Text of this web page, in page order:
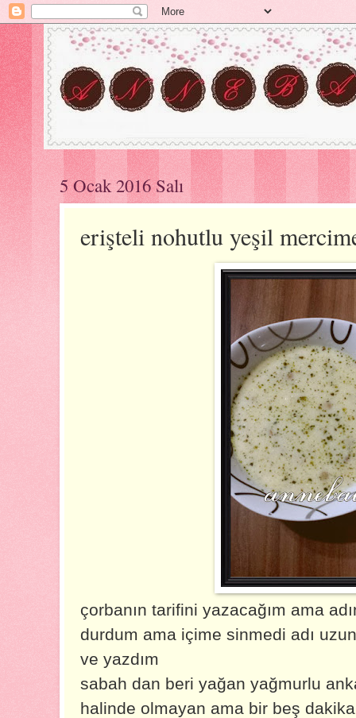
5 Ocak 2016 Salı
erişteli nohutlu yeşil
çorbanın tarifini yazacağım ama
durdum ama içime sinmedi adı
ve yazdım
sabah dan beri yağan yağmurlu
halinde olmayan ama bir beş